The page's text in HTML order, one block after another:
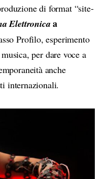
di format “site-
Elettronicaa
Profilo, esperimento
per dare voce a
anche
internazionali.